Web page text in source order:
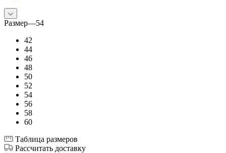
Размер—54
42
44
46
48
50
52
54
56
58
60
Таблица размеров
Рассчитать доставку